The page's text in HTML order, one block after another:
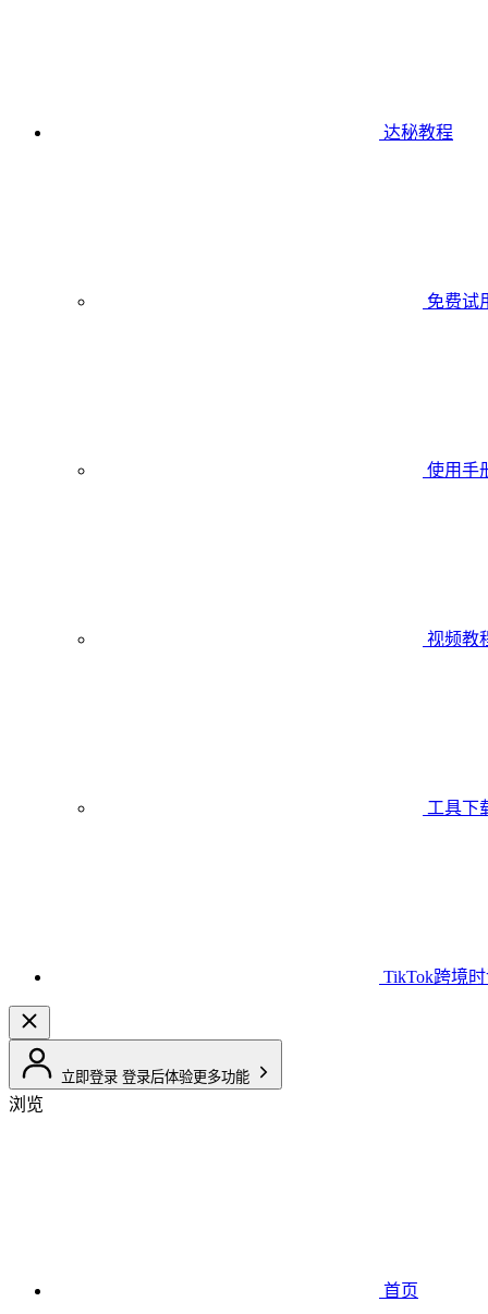
达秘教程
免费试
使用手
视频教
工具下
TikTok跨境
立即登录 登录后体验更多功能
浏览
首页